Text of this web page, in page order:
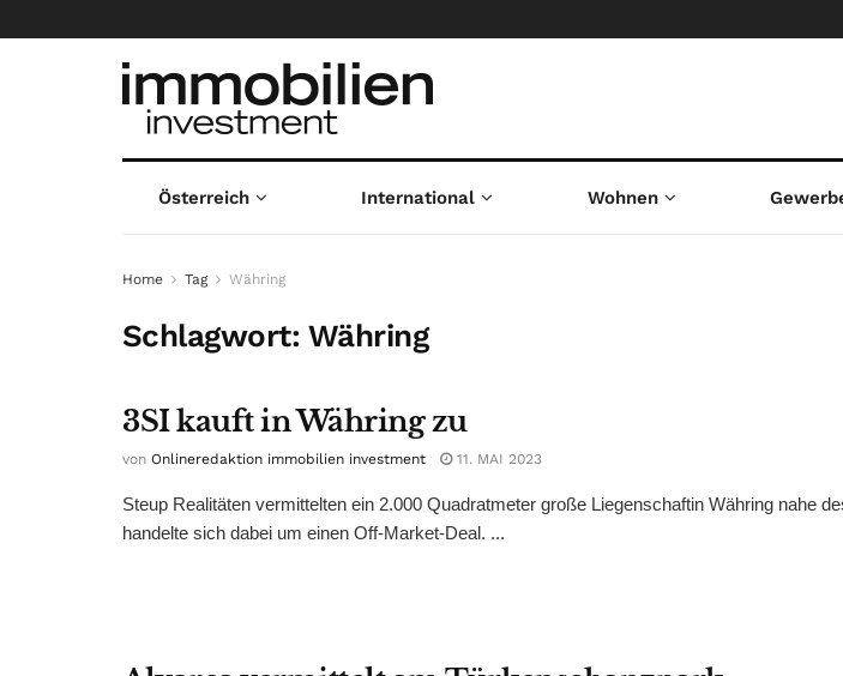
Österreich International Wohnen
Home Tag Währing
Schlagwort: Währing
3SI kauft in Währing zu
von Onlineredaktion immobilien investment 11. MAI 2023
Steup Realitäten vermittelten ein 2.000 Quadratmeter große Liegenschaftin Währing nahe
handelte sich dabei um einen Off-Market-Deal. ...